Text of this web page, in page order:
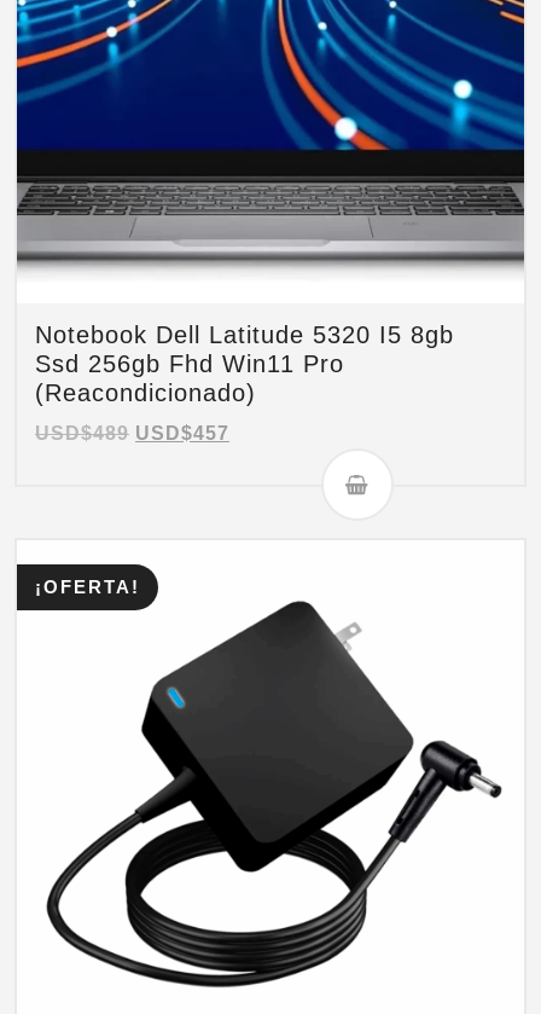
Notebook Dell Latitude 5320 I5 8gb
Ssd 256gb Fhd Win11 Pro
(Reacondicionado)
USD$489 USD$457
¡OFERTA!